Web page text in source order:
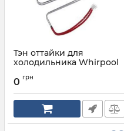
Тэн оттайки для
холодильника Whirpool
Артикул:
0 грн